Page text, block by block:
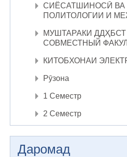
СИЁСАТШИНОСӢ ВА
ПОЛИТОЛОГИИ И
МУШТАРАКИ ДДҲБСТ
СОВМЕСТНЫЙ
КИТОБХОНАИ
Рӯзона
1 Семестр
2 Семестр
Даромад